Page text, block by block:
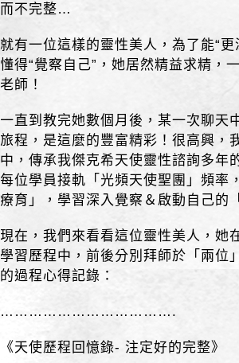
而不完整…
就有一位這樣的靈性美人，為了能“
懂得“覺察自己”，她居然精益求精，
老師！
一直到教完她數個月後，某一次聊天
旅程，是這麼的豐富精彩！很高興，
中，傳承我傑克希天使靈性諮詢多年
每位學員接軌「光頻天使聖團」頻率
療育」，學習深入覺察＆啟動自己的
現在，我們來看看這位靈性美人，她
學習歷程中，前後分別拜師於「兩位
的過程心得記錄：
……………………………….
《天使歷程回憶錄- 注定好的完整》